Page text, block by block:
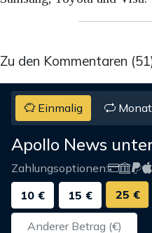
Zu den Kommentaren
Einmalig
Apollo News
Zahlungsoptionen:
10 €
15 € 25 €